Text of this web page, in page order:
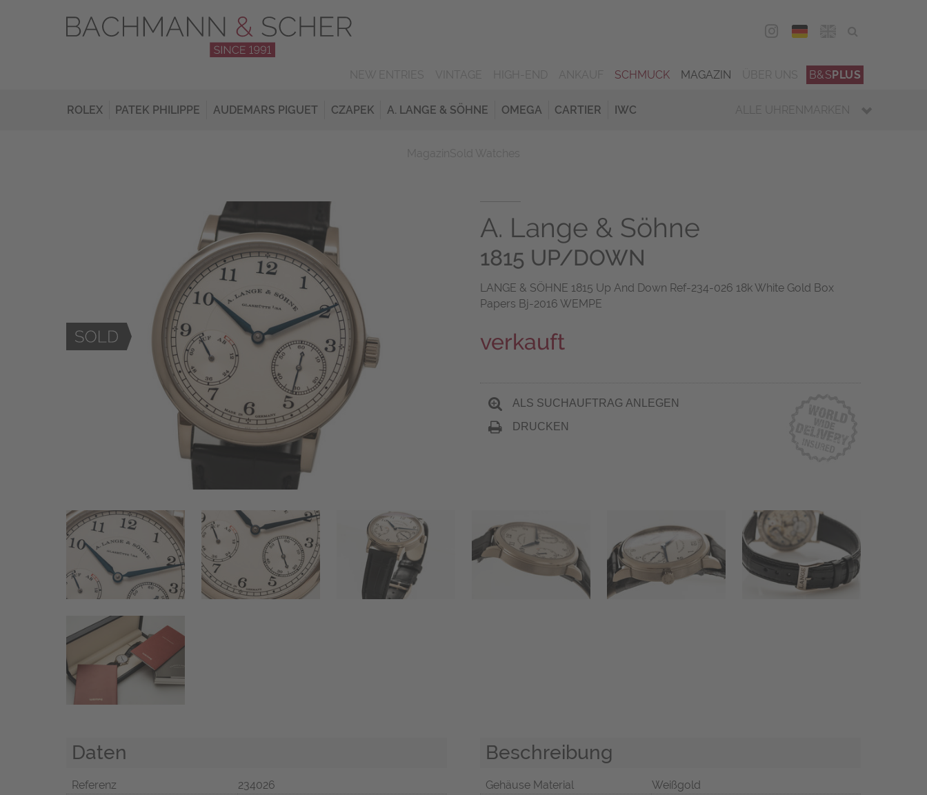
DEU
SCHMUCK MAGAZIN B&SPLUS
ROLEX PATEK PHILIPPE AUDEMARS PIGUET CZAPEK A. LANGE & SÖHNE OMEGA CARTIER IWC ALLE UHRENMARKEN
A. Lange & Söhne
1815 UP/DOWN
LANGE & SÖHNE 1815 Up And Down Ref-234-026 18k White Gold Box
Papers Bj-2016 WEMPE
verkauft
ALS SUCHAUFTRAG ANLEGEN
DRUCKEN
Daten
Referenz
234026
Beschreibung
Gehäuse Material
Weißgold